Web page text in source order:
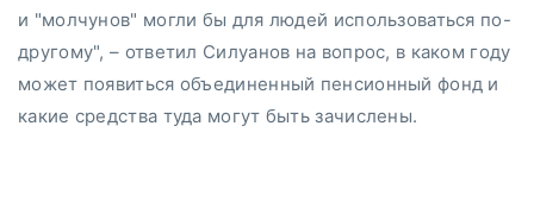
и "молчунов" могли бы для людей использоваться по-
другому", – ответил Силуанов на вопрос, в каком году
может появиться объединенный пенсионный фонд и
какие средства туда могут быть зачислены.